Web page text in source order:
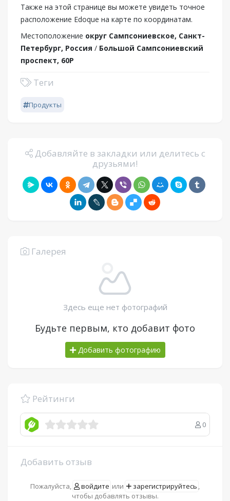
Также на этой странице вы можете увидеть точное
расположение Edoque на карте по координатам.
Местоположение округ Сампсониевское, Санкт-
Петербург, Россия / Большой Сампсониевский
проспект, 60Р
Теги
Продукты
Добавляйте в закладки или делитесь с
друзьями!
Галерея
Здесь еще нет фотографий
Будьте первым, кто добавит фото
Добавить фотографию
Рейтинги
0
Добавить отзыв
Пожалуйста, войдите или зарегистрируйтесь ,
чтобы добавлять отзывы.